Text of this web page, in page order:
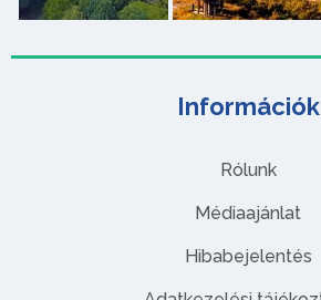
Információk
Rólunk
Médiaajánlat
Hibabejelentés